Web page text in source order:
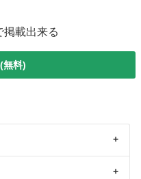
掲載出来る
無料)